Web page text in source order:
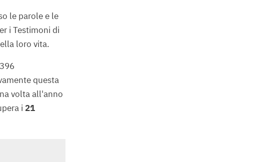
le parole e le
i Testimoni di
loro vita.
questa
volta all'anno
i 21